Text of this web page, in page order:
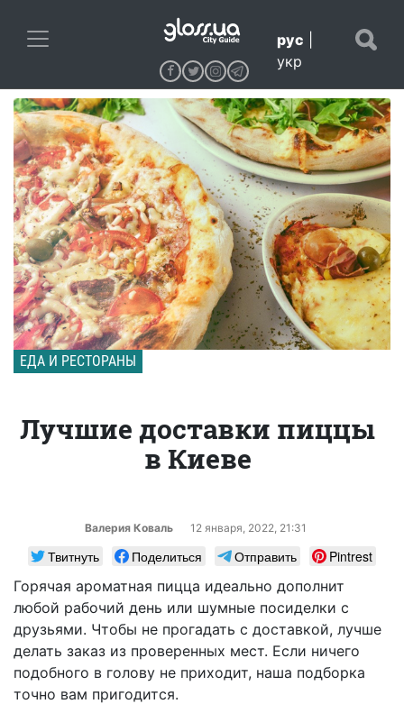
рус
укр
ЕДА И РЕСТОРАНЫ
Лучшие доставки пиццы
в Киеве
Валерия Коваль 12 января, 2022, 21:31
Твитнуть Поделиться Отправить
Pintrest
Горячая ароматная пицца идеально дополнит
любой рабочий день или шумные посиделки с
друзьями. Чтобы не прогадать с доставкой, лучше
делать заказ из проверенных мест. Если ничего
подобного в голову не приходит, наша подборка
точно вам пригодится.